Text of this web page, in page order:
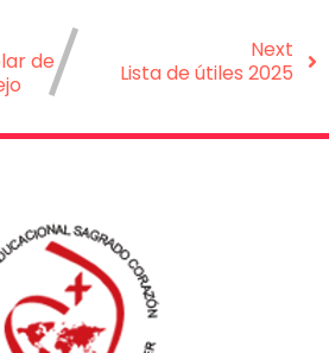
de
Next
Lista de útiles 2025